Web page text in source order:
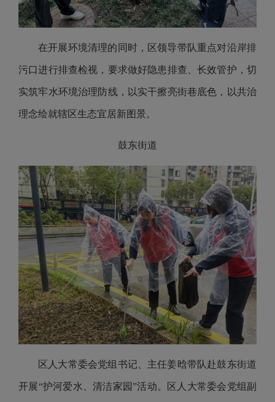
在开展环境清理的同时，区领导带队重点对沿岸排
污口进行排查检视，要求做好隐患排查、长效管护，切
实筑牢水环境治理防线，以实干擦亮街巷底色，以共治
理念绘就辖区生态宜居新图景。
鼓东街道
区人大常委会党组书记、主任姜晗带队赴鼓东街道
开展“护河爱水、清洁家园”活动。区人大常委会党组副